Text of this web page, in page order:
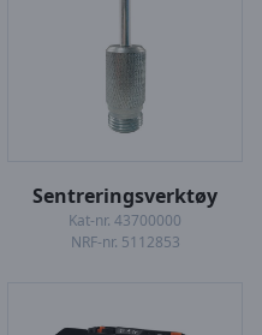
Sentreringsverktøy
Kat-nr. 43700000
NRF-nr. 5112853